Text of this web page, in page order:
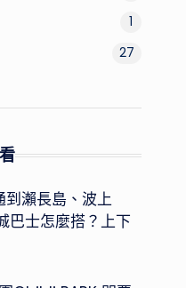
1
27
到瀨長島、波上
士怎麼搭？上下